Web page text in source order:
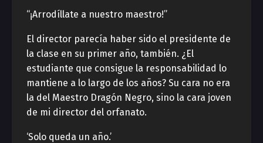
“¡Arrodíllate a nuestro maestro!”
El director parecía haber sido el presidente de
la clase en su primer año, también. ¿El
estudiante que consigue la responsabilidad lo
mantiene a lo largo de los años? Su cara no era
la del Maestro Dragón Negro, sino la cara joven
de mi director del orfanato.
‘Solo queda un año.’